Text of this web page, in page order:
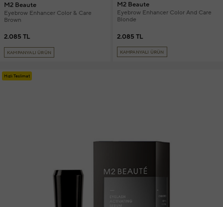
M2 Beaute
Eyebrow Enhancer Color & Care
Brown
2.085 TL
KAMPANYALI ÜRÜN
M2 Beaute
Eyebrow Enhancer Color And Care
Blonde
2.085 TL
KAMPANYALI ÜRÜN
Hızlı Teslimat